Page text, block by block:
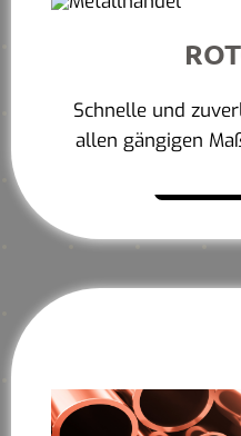
Schnelle und
allen gängigen